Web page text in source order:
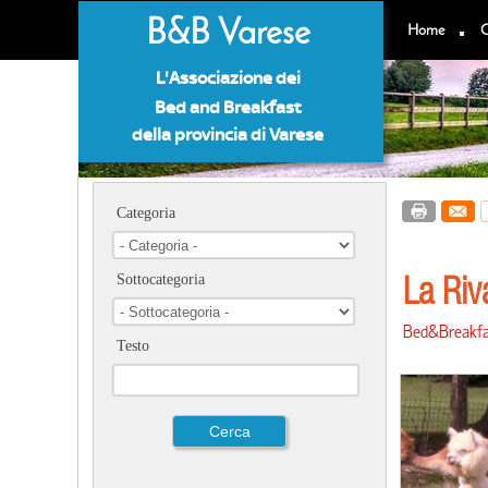
Categoria
Sottocategoria
Testo
Home
B&B Varese
L'Associazione dei
Bed and Breakfast
della provincia di Varese
La